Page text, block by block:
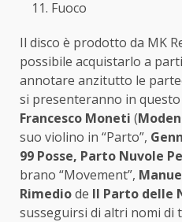
Fuoco
Il disco è prodotto da MK
possibile acquistarlo a
annotare anzitutto le
si presenteranno in
Francesco Moneti (
suo violino in “Parto”,
99 Posse, Parto Nuvole
brano “Movement”,
Rimediode Il Parto delle
susseguirsi di altri nomi di